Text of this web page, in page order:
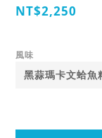
NT$2,250
風味